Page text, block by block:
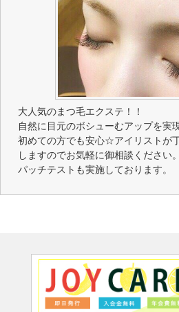
大人気のまつ毛エクステ！！
自然に目元のボシューむアップを実
初めての方でも安心☆アイリストが
しますのでお気軽に御相談ください。
パッチテストも実施しております。